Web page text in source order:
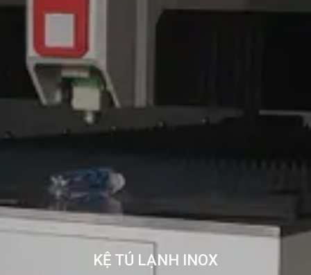
KỆ TỦ LẠNH INOX